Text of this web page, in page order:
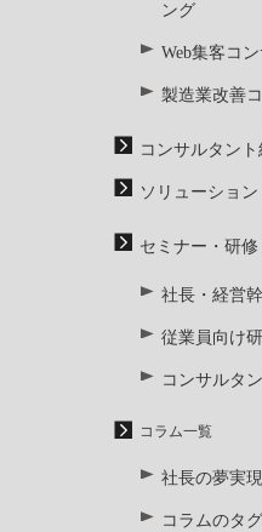
ング
Web集客コ
製造業改善
コンサルタント
ソリューション
セミナー・研修
社長・経営
従業員向け
コンサルタ
コラム一覧
社長の夢実
コラムのタ